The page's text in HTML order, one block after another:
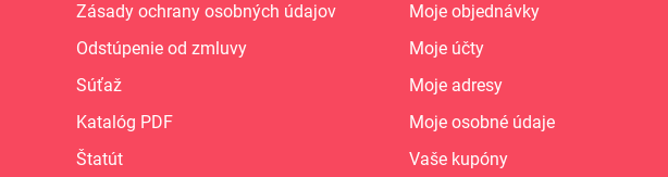
Zásady ochrany osobných údajov
Odstúpenie od zmluvy
Súťaž
Katalóg PDF
Štatút
Moje objednávky
Moje účty
Moje adresy
Moje osobné údaje
Vaše kupóny